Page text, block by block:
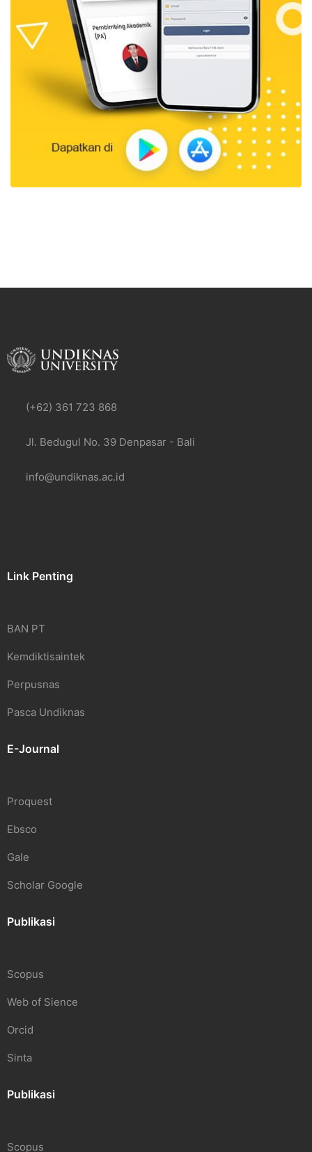
(+62) 361 723 868
Jl. Bedugul No. 39 Denpasar - Bali
info@undiknas.ac.id
Link Penting
BAN PT
Kemdiktisaintek
Perpusnas
Pasca Undiknas
E-Journal
Proquest
Ebsco
Gale
Scholar Google
Publikasi
Scopus
Web of Sience
Orcid
Sinta
Publikasi
Scopus